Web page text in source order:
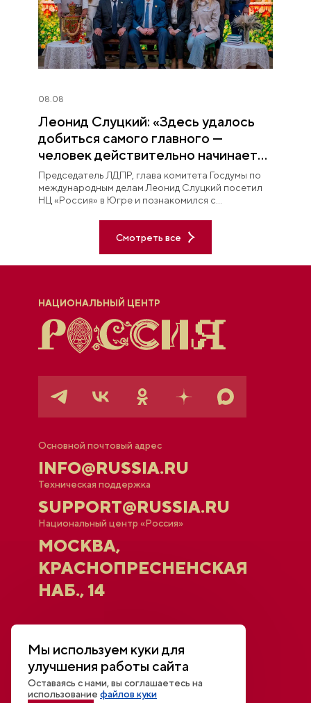
08.08
Леонид Слуцкий: «Здесь удалось
добиться самого главного —
человек действительно начинает
любить Югру»
Председатель ЛДПР, глава комитета Госдумы по
международным делам Леонид Слуцкий посетил
НЦ «Россия» в Югре и познакомился с
Смотреть все
НАЦИОНАЛЬНЫЙ ЦЕНТР
Основной почтовый адрес
INFO@RUSSIA.RU
Техническая поддержка
SUPPORT@RUSSIA.RU
Национальный центр «Россия»
МОСКВА,
КРАСНОПРЕСНЕНСКАЯ
НАБ., 14
Новости
Открытый диалог
Трансляции и видео
Для СМИ
Контакты
Мы используем куки для
улучшения работы сайта
Оставаясь с нами, вы соглашаетесь на
использованиефайлов куки